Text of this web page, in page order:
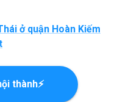
ở quận Hoàn Kiếm
thành⚡